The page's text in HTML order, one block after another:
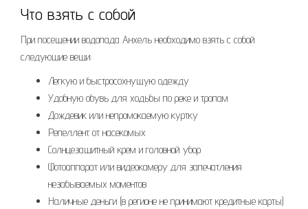
Что взять с собой
При посещении водопада Анхель необходимо взять с собой
следующие вещи:
Легкую и быстросохнущую одежду
Удобную обувь для ходьбы по реке и тропам
Дождевик или непромокаемую куртку
Репеллент от насекомых
Солнцезащитный крем и головной убор
Фотоаппарат или видеокамеру для запечатления
незабываемых моментов
Наличные деньги (в регионе не принимают кредитные карты)